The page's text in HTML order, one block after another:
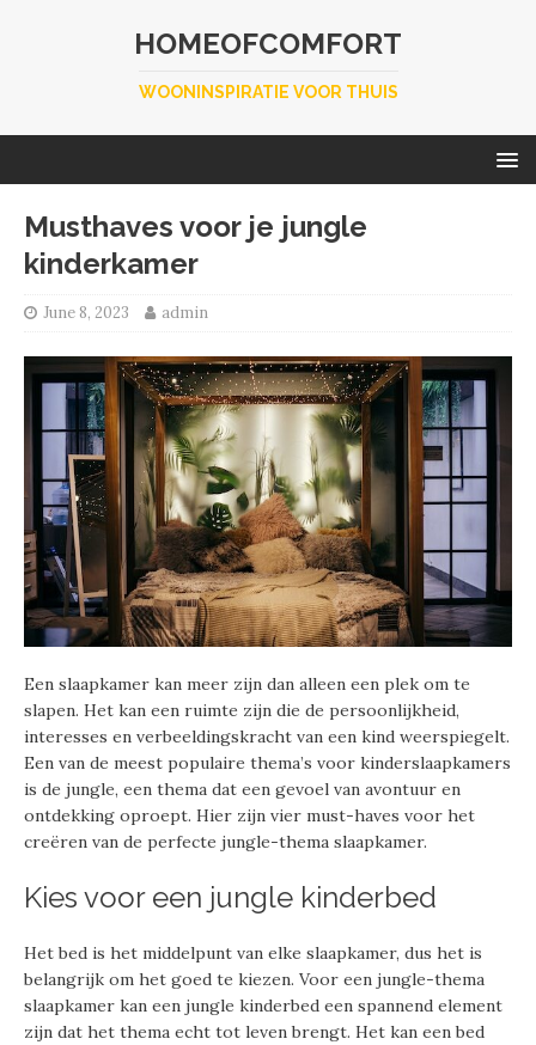
HOMEOFCOMFORT
WOONINSPIRATIE VOOR THUIS
Musthaves voor je jungle
kinderkamer
June 8, 2023 admin
Een slaapkamer kan meer zijn dan alleen een plek om te
slapen. Het kan een ruimte zijn die de persoonlijkheid,
interesses en verbeeldingskracht van een kind weerspiegelt.
Een van de meest populaire thema’s voor kinderslaapkamers
is de jungle, een thema dat een gevoel van avontuur en
ontdekking oproept. Hier zijn vier must-haves voor het
creëren van de perfecte jungle-thema slaapkamer.
Kies voor een jungle kinderbed
Het bed is het middelpunt van elke slaapkamer, dus het is
belangrijk om het goed te kiezen. Voor een jungle-thema
slaapkamer kan een jungle kinderbed een spannend element
zijn dat het thema echt tot leven brengt. Het kan een bed